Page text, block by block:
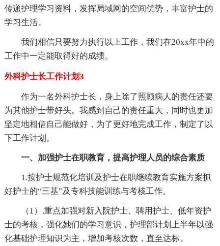
传递护理学习资料，发挥局域网的空间优势，丰富护士的
学习生活。
我们相信只要努力执行以上工作，我们在20xx年中的
工作中一定能取得好的成绩。
外科护士长工作计划3
作为一名外科护士长，身上除了照顾病人的责任还要
为其他护士带好头。我感到自己的责任重大，同时也更加
坚定地相信自己能做好，为了更好地完成工作，制定了以
下工作计划。
一、加强护士在职教育，提高护理人员的综合素质
1.按护士规范化培训及护士在职继续教育实施方案抓
好护士的“三基”及专科技能训练与考核工作。
（1）.重点加强对新入院护士、聘用护士、低年资护
士的考核，强化她们的学习意识，护理部计划上半年以强
化基础护理知识为主，增加考核次数，直至达标。